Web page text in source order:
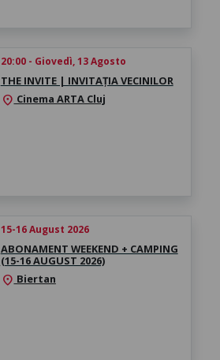
20:00 - Giovedì, 13 Agosto
THE INVITE | INVITAȚIA VECINILOR
location_on Cinema ARTA Cluj
15-16 August 2026
ABONAMENT WEEKEND + CAMPING
(15-16 AUGUST 2026)
location_on Biertan